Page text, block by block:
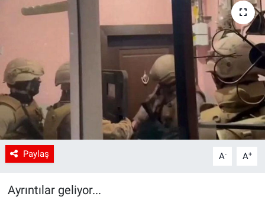
Paylaş A- A+
Ayrıntılar geliyor...